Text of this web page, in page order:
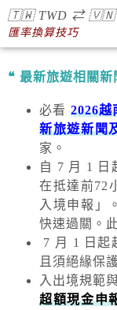
🇹🇼TWD ⇄ 🇻🇳
匯率換算技巧
最新旅遊相關新
必看 2026越
新旅遊新聞
家。
自 7 月 1 日
在抵達前72
入境申報」
快速過關。
7 月 1 日起
且須絕緣保
入出境規範
超額現金申